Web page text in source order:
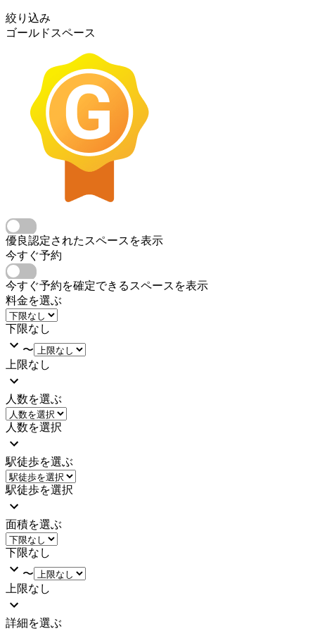
絞り込み
ゴールドスペース
優良認定されたスペースを表示
今すぐ予約
今すぐ予約を確定できるスペースを表示
料金を選ぶ
下限なし
〜
上限なし
人数を選ぶ
人数を選択
駅徒歩を選ぶ
駅徒歩を選択
面積を選ぶ
下限なし
〜
上限なし
詳細を選ぶ